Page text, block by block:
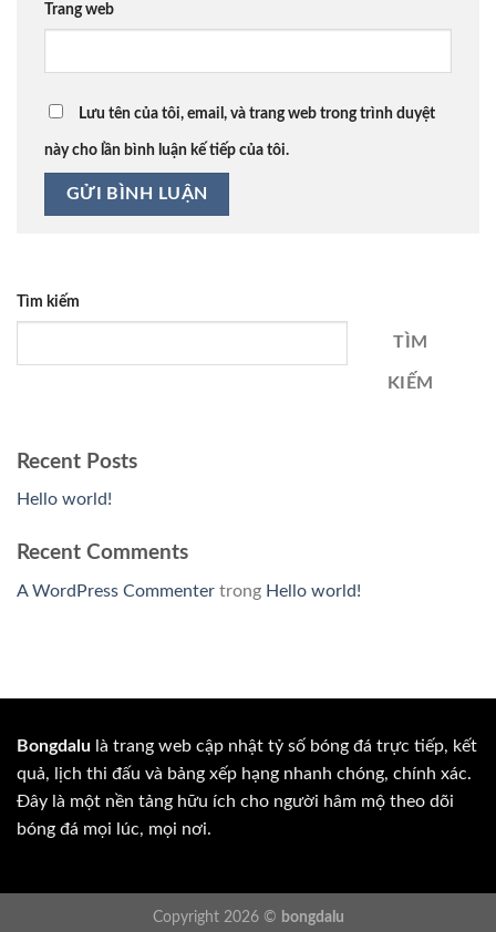
Trang web
Lưu tên của tôi, email, và trang web trong trình duyệt
này cho lần bình luận kế tiếp của tôi.
Tìm kiếm
TÌM
KIẾM
Recent Posts
Hello world!
Recent Comments
A WordPress Commenter trong Hello world!
Bongdalu là trang web cập nhật tỷ số bóng đá trực tiếp, kết
quả, lịch thi đấu và bảng xếp hạng nhanh chóng, chính xác.
Đây là một nền tảng hữu ích cho người hâm mộ theo dõi
bóng đá mọi lúc, mọi nơi.
Copyright 2026 © bongdalu